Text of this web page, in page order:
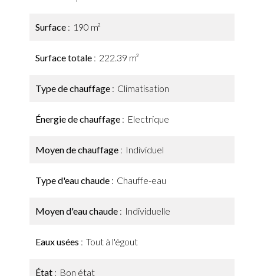
Surface 190 m²
Surface totale 222.39 m²
Type de chauffage Climatisation
Énergie de chauffage Electrique
Moyen de chauffage Individuel
Type d'eau chaude Chauffe-eau
Moyen d'eau chaude Individuelle
Eaux usées Tout à l'égout
État Bon état